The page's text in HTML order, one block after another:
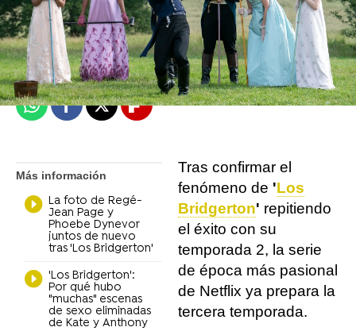
Isabel S. Samaniego
Madrid
Publicado:12 de mayo de 2022, 18:48
WhatsappFacebook
X Flipboard
Más información
La foto de Regé-
Jean Page y
Phoebe Dynevor
juntos de nuevo
tras 'Los Bridgerton'
'Los Bridgerton':
Por qué hubo
"muchas" escenas
de sexo eliminadas
de Kate y Anthony
Tras confirmar el
fenómeno de 'Los
Bridgerton' repitiendo
el éxito con su
temporada 2, la serie
de época más pasional
de Netflix ya prepara la
tercera temporada.